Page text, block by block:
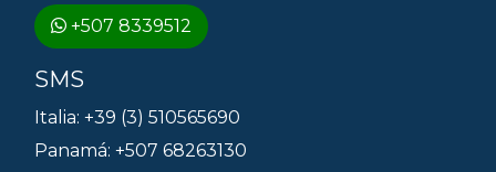
+507 8339512
SMS
Italia: +39 (3) 510565690
Panamá: +507 68263130